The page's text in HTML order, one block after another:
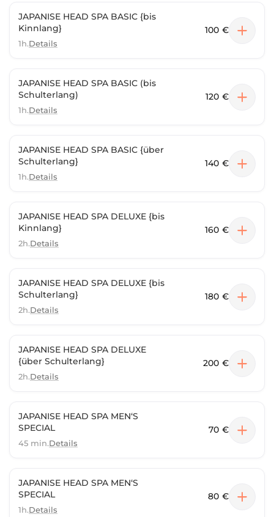
JAPANISE HEAD SPA BASIC {bis
Kinnlang}
1h.Details
100 €
JAPANISE HEAD SPA BASIC (bis
Schulterlang)
1h.Details
120 €
JAPANISE HEAD SPA BASIC {über
Schulterlang}
1h.Details
140 €
JAPANISE HEAD SPA DELUXE {bis
Kinnlang}
2h.Details
160 €
JAPANISE HEAD SPA DELUXE {bis
Schulterlang}
2h.Details
180 €
JAPANISE HEAD SPA DELUXE
{über Schulterlang}
2h.Details
200 €
JAPANISE HEAD SPA MEN‘S
SPECIAL
45 min.Details
70 €
JAPANISE HEAD SPA MEN‘S
SPECIAL
1h.Details
80 €